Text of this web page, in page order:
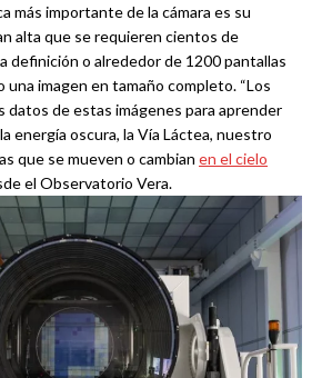
más importante de la cámara es su
alta que se requieren cientos de
definición o alrededor de 1200 pantallas
una imagen en tamaño completo. “Los
datos de estas imágenes para aprender
energía oscura, la Vía Láctea, nuestro
que se mueven o cambian en el cielo
el Observatorio Vera.